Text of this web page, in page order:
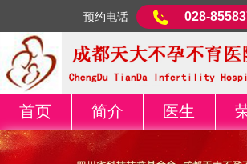
预约电话 028-
首页 简介 医生